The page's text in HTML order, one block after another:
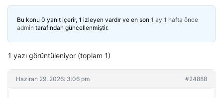
Bu konu 0 yanıt içerir, 1 izleyen vardır ve en son 1 ay 1 hafta önce
admin tarafından güncellenmiştir.
1 yazı görüntüleniyor (toplam 1)
Haziran 29, 2026: 3:06 pm #24888